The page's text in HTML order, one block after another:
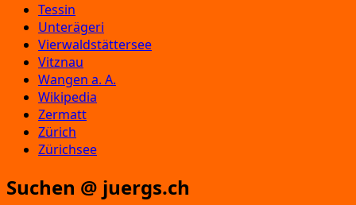
Tessin
Unterägeri
Vierwaldstättersee
Vitznau
Wangen a. A.
Wikipedia
Zermatt
Zürich
Zürichsee
Suchen @ juergs.ch